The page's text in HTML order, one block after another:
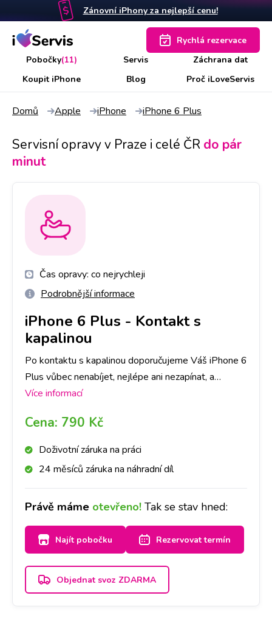
Zánovní iPhony za nejlepší cenu!
Pobočky(11) Servis
Záchrana dat
Koupit iPhone
Blog Proč iLoveServis
Rychlá rezervace
Domů Apple iPhone iPhone 6 Plus
Servisní opravy v Praze i celé ČR do pár
minut
Čas opravy: co nejrychleji
Podrobnější informace
iPhone 6 Plus - Kontakt s
kapalinou
Po kontaktu s kapalinou doporučujeme Váš iPhone 6
Plus vůbec nenabíjet, nejlépe ani nezapínat, a
zastavit se na kterékoliv naší pobočce co nejdříve to
záleží do jaké míry kapalina přístroj poškodila. V
některých případech pro funkčnost stačí samotná
deoxidace. V některých případech je třeba následná
oprava. Primárně provedeme deoxidaci zařízení od
deoxidace plně povedla, popř. co je třeba opravit a
za jakou cenu. O všem Vás budeme informovat.
Jelikož se jedná o náročnější proces, doba trvání je
2-3 dny.
Více informací
Cena: 790 Kč
Doživotní záruka na práci
24 měsíců záruka na náhradní díl
Právě máme otevřeno! Tak se stav hned:
Najít pobočku Rezervovat termín
Objednat svoz ZDARMA